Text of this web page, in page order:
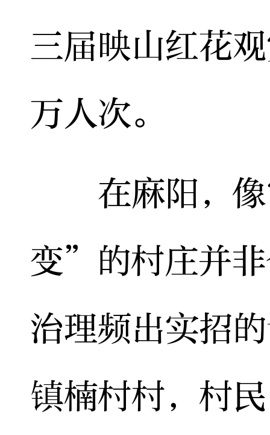
三届映山红花
万人次。
在麻阳，像
变”的村庄并
治理频出实招
镇楠村村，村